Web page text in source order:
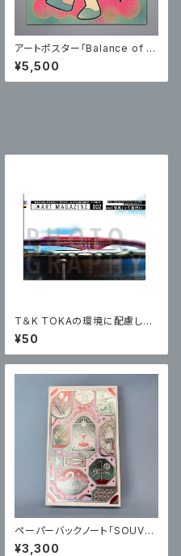
アートポスター「Balance of J
oy」【サイン入り】
¥5,500
T＆K TOKAの環境に配慮した
バイオマスインキ含む6色のイン
キと、16の写真をキーワードとし
たアート作品で綴る、アートマガ
¥50
ペーパーバックノート「SOUVE
NIR」
¥3,300